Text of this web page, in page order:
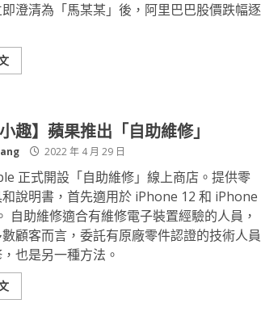
澄清為「馬某某」後，阿里巴巴股價跌幅逐
小趣】蘋果推出「自助維修」
2022 年 4 月 29 日
正式開設「自助維修」線上商店。提供零
說明書，首先適用於 iPhone 12 和 iPhone
自助維修適合有維修電子裝置經驗的人員，
顧客而言，委託有原廠零件認證的技術人員
也是另一種方法。